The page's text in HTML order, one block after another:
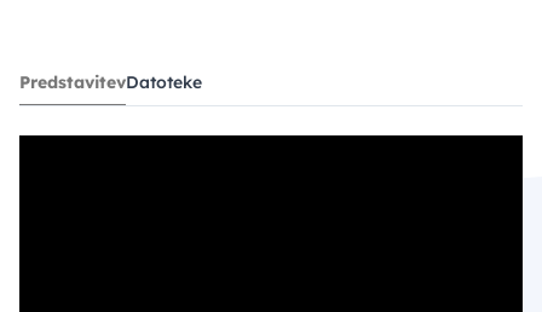
gladilec GAM Keratin Glory - Rose Gold
67,43€
PredstavitevDatoteke